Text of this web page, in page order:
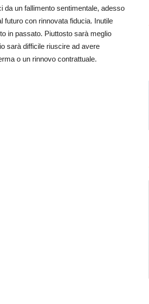
da un fallimento sentimentale, adesso
futuro con rinnovata fiducia. Inutile
in passato. Piuttosto sarà meglio
sarà difficile riuscire ad avere
o un rinnovo contrattuale.